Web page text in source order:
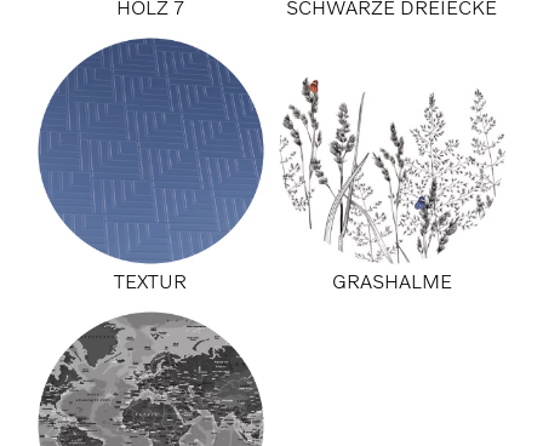
HOLZ 7 SCHWARZE DREIECKE
TEXTUR GRASHALME